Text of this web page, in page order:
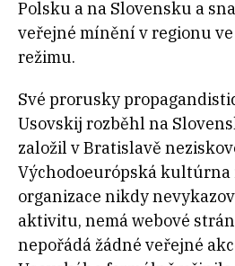
Polsku a na Slovensku a
veřejné mínění v regionu
režimu.
Své prorusky
Usovskij rozběhl na
založil v Bratislavě
Východoeurópská kultúrna
organizace nikdy
aktivitu, nemá webové
nepořádá žádné veřejné